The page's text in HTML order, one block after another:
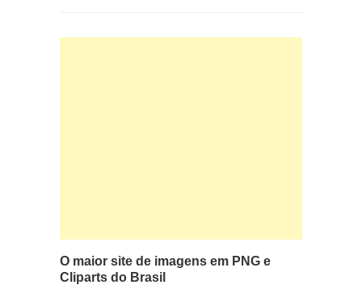
O maior site de imagens em PNG e
Cliparts do Brasil